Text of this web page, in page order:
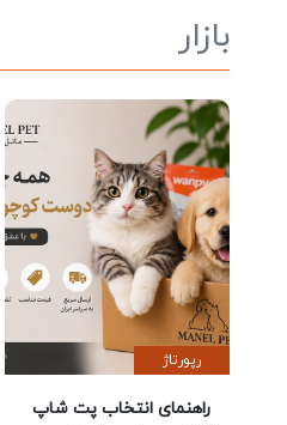
بازار
رپورتاژ
راهنمای انتخاب پت شاپ